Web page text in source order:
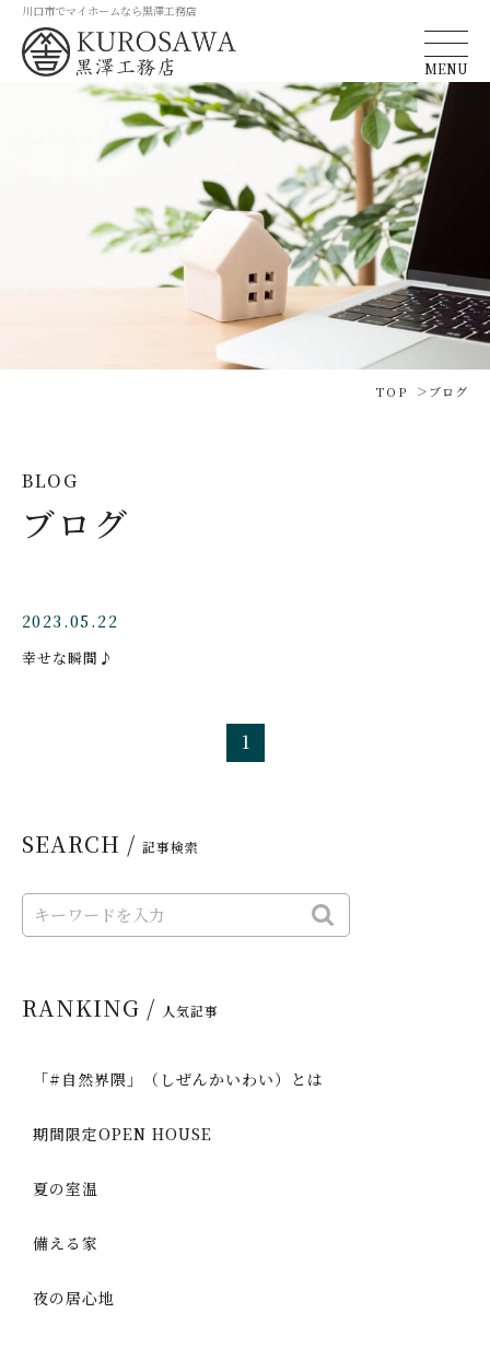
川口市でマイホームなら黒澤工務店
MENU
TOP ブログ
BLOG
ブログ
2023.05.22
幸せな瞬間♪
1
SEARCH / 記事検索
RANKING / 人気記事
「#自然界隈」（しぜんかいわい）とは
期間限定OPEN HOUSE
夏の室温
備える家
夜の居心地